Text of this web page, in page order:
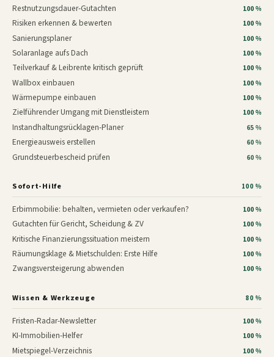
Restnutzungsdauer-Gutachten 100 %
Risiken erkennen & bewerten 100 %
Sanierungsplaner 100 %
Solaranlage aufs Dach 100 %
Teilverkauf & Leibrente kritisch geprüft 100 %
Wallbox einbauen 100 %
Wärmepumpe einbauen 100 %
Zielführender Umgang mit Dienstleistern 100 %
Instandhaltungsrücklagen-Planer 65 %
Energieausweis erstellen 60 %
Grundsteuerbescheid prüfen 60 %
Sofort-Hilfe 100 %
Erbimmobilie: behalten, vermieten oder verkaufen? 100 %
Gutachten für Gericht, Scheidung & ZV 100 %
Kritische Finanzierungssituation meistern 100 %
Räumungsklage & Mietschulden: Erste Hilfe 100 %
Zwangsversteigerung abwenden 100 %
Wissen & Werkzeuge 80 %
Fristen-Radar-Newsletter 100 %
KI-Immobilien-Helfer 100 %
Mietspiegel-Verzeichnis 100 %